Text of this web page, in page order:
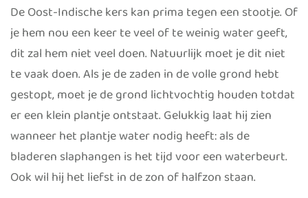
De Oost-Indische kers kan prima tegen een stootje. Of
je hem nou een keer te veel of te weinig water geeft,
dit zal hem niet veel doen. Natuurlijk moet je dit niet
te vaak doen. Als je de zaden in de volle grond hebt
gestopt, moet je de grond lichtvochtig houden totdat
er een klein plantje ontstaat. Gelukkig laat hij zien
wanneer het plantje water nodig heeft: als de
bladeren slaphangen is het tijd voor een waterbeurt.
Ook wil hij het liefst in de zon of halfzon staan.